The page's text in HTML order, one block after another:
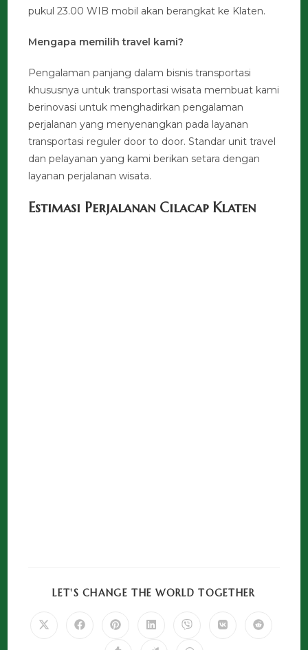
pukul 23.00 WIB mobil akan berangkat ke Klaten.
Mengapa memilih travel kami?
Pengalaman panjang dalam bisnis transportasi
khususnya untuk transportasi wisata membuat kami
berinovasi untuk menghadirkan pengalaman
perjalanan yang menyenangkan pada layanan
transportasi reguler door to door. Standar unit travel
dan pelayanan yang kami berikan setara dengan
layanan perjalanan wisata.
Estimasi Perjalanan Cilacap Klaten
LET'S CHANGE THE WORLD TOGETHER